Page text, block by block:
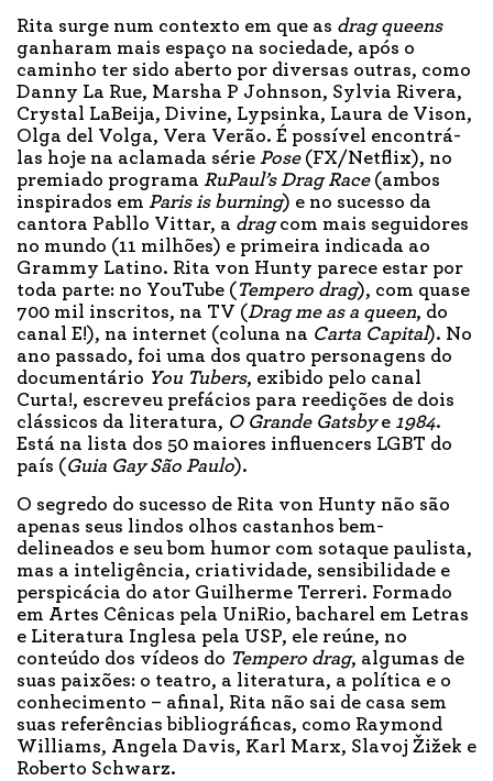
Rita surge num contexto em que as drag queens
ganharam mais espaço na sociedade, após o
caminho ter sido aberto por diversas outras, como
Danny La Rue, Marsha P Johnson, Sylvia Rivera,
Crystal LaBeija, Divine, Lypsinka, Laura de Vison,
Olga del Volga, Vera Verão. É possível encontrá-
las hoje na aclamada série Pose(FX/Netflix), no
premiado programa RuPaul’s Drag Race(ambos
inspirados em Paris is burning) e no sucesso da
cantora Pabllo Vittar, a dragcom mais seguidores
no mundo (11 milhões) e primeira indicada ao
Grammy Latino. Rita von Hunty parece estar por
toda parte: no YouTube ( Tempero drag), com quase
700 mil inscritos, na TV (Drag me as a queen, do
canal E!), na internet (coluna na Carta Capital). No
ano passado, foi uma dos quatro personagens do
documentário You Tubers, exibido pelo canal
Curta!, escreveu prefácios para reedições de dois
clássicos da literatura, O Grande Gatsbye 1984.
Está na lista dos 50 maiores influencers LGBT do
país (Guia Gay São Paulo).
O segredo do sucesso de Rita von Hunty não são
apenas seus lindos olhos castanhos bem-
delineados e seu bom humor com sotaque paulista,
mas a inteligência, criatividade, sensibilidade e
perspicácia do ator Guilherme Terreri. Formado
em Artes Cênicas pela UniRio, bacharel em Letras
e Literatura Inglesa pela USP, ele reúne, no
conteúdo dos vídeos do Tempero drag, algumas de
suas paixões: o teatro, a literatura, a política e o
conhecimento – afinal, Rita não sai de casa sem
suas referências bibliográficas, como Raymond
Williams, Angela Davis, Karl Marx, Slavoj Žižek e
Roberto Schwarz.